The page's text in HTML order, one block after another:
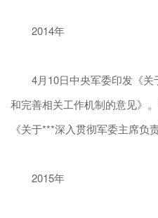
2014年
4月10日中央军委印发《关
和完善相关工作机制的意见》
《关于***深入贯彻军委主席负
2015年